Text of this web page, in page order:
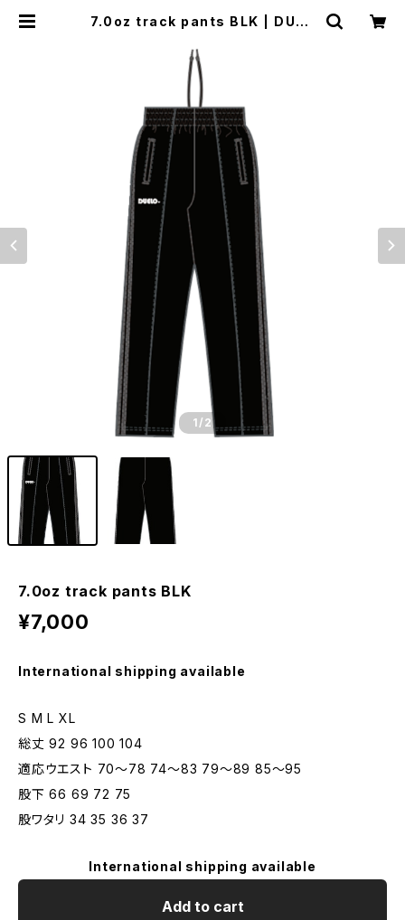
7.0oz track pants BLK | DUEL
1 /2
7.0oz track pants BLK
¥7,000
International shipping available
S M L XL
総丈 92 96 100 104
適応ウエスト 70～78 74～83 79～89 85～95
股下 66 69 72 75
股ワタリ 34 35 36 37
International shipping available
Add to cart